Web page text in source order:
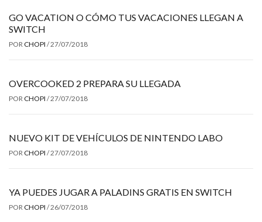
GO VACATION O CÓMO TUS VACACIONES LLEGAN A
SWITCH
POR CHOPI /27/07/2018
OVERCOOKED 2 PREPARA SU LLEGADA
POR CHOPI /27/07/2018
NUEVO KIT DE VEHÍCULOS DE NINTENDO LABO
POR CHOPI /27/07/2018
YA PUEDES JUGAR A PALADINS GRATIS EN SWITCH
POR CHOPI /26/07/2018